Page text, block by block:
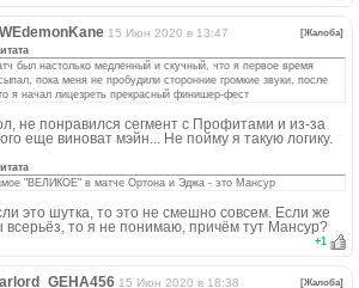
15 Июн 2020 в 13:47 [Жалоба]
был настолько медленный и скучный, что я первое время
пока меня не пробудили сторонние громкие звуки, после
я начал лицезреть прекрасный финишер-фест
не понравился сегмент с Профитами и из-за
еще виноват мэйн... Не пойму я такую логику.
"ВЕЛИКОЕ" в матче Ортона и Эджа - это Мансур
это шутка, то это не смешно совсем. Если же
всерьёз, то я не понимаю, причём тут Мансур?
+1
15 Июн 2020 в 18:38 [Жалоба]